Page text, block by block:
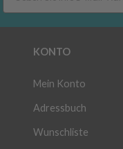
KONTO
Mein Konto
Adressbuch
Wunschliste